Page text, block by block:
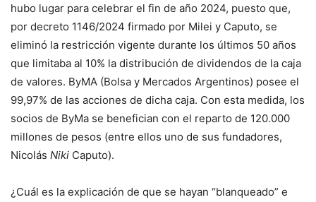
hubo lugar para celebrar el fin de año 2024, puesto que,
por decreto 1146/2024 firmado por Milei y Caputo, se
eliminó la restricción vigente durante los últimos 50 años
que limitaba al 10% la distribución de dividendos de la caja
de valores. ByMA (Bolsa y Mercados Argentinos) posee el
99,97% de las acciones de dicha caja. Con esta medida, los
socios de ByMa se benefician con el reparto de 120.000
millones de pesos (entre ellos uno de sus fundadores,
Nicolás Niki Caputo).
¿Cuál es la explicación de que se hayan “blanqueado” e